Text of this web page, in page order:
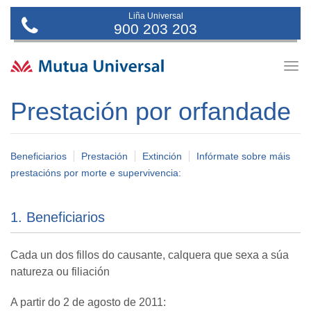
Liña Universal
900 203 203
Prestación por orfandade
Beneficiarios Prestación Extinción
Infórmate sobre máis
prestacións por morte e supervivencia:
1. Beneficiarios
Cada un dos fillos do causante, calquera que sexa a súa
natureza ou filiación
A partir do 2 de agosto de 2011: